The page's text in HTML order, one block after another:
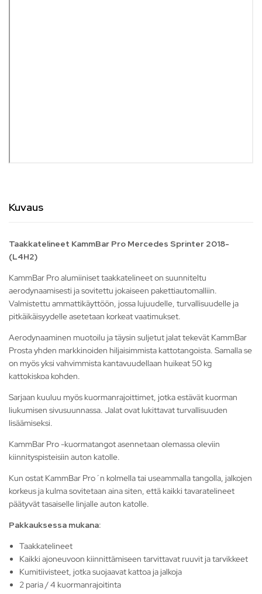
Kuvaus
Taakkatelineet KammBar Pro Mercedes Sprinter 2018-
(L4H2)
KammBar Pro alumiiniset taakkatelineet on suunniteltu
aerodynaamisesti ja sovitettu jokaiseen pakettiautomalliin.
Valmistettu ammattikäyttöön, jossa lujuudelle, turvallisuudelle ja
pitkäikäisyydelle asetetaan korkeat vaatimukset.
Aerodynaaminen muotoilu ja täysin suljetut jalat tekevät KammBar
Prosta yhden markkinoiden hiljaisimmista kattotangoista. Samalla se
on myös yksi vahvimmista kantavuudellaan huikeat 50 kg
kattokiskoa kohden.
Sarjaan kuuluu myös kuormanrajoittimet, jotka estävät kuorman
liukumisen sivusuunnassa. Jalat ovat lukittavat turvallisuuden
lisäämiseksi.
KammBar Pro -kuormatangot asennetaan olemassa oleviin
kiinnityspisteisiin auton katolle.
Kun ostat KammBar Pro´n kolmella tai useammalla tangolla, jalkojen
korkeus ja kulma sovitetaan aina siten, että kaikki tavaratelineet
päätyvät tasaiselle linjalle auton katolle.
Pakkauksessa mukana:
Taakkatelineet
Kaikki ajoneuvoon kiinnittämiseen tarvittavat ruuvit ja tarvikkeet
Kumitiivisteet, jotka suojaavat kattoa ja jalkoja
2 paria / 4 kuormanrajoitinta